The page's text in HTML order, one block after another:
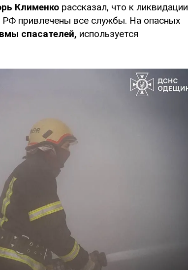
Клименко рассказал, что к ликвидации
РФ привлечены все службы. На опасных
спасателей, используется